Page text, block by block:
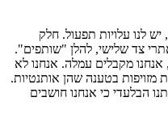
לנו עלויות תפעול. חלק
צד שלישי, להלן "שותפים".
מקבלים עמלה. אנחנו לא
מזויפות בטענה שהן אותנטיות.
הבלעדי כי אנחנו חושבים